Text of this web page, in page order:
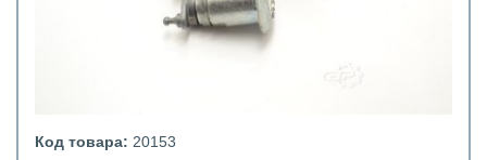
Код товара: 20153